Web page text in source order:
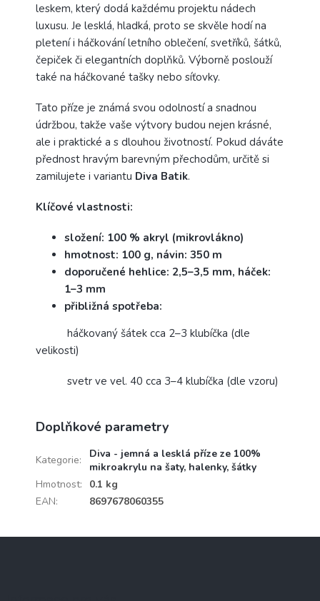
leskem, který dodá každému projektu nádech
luxusu. Je lesklá, hladká, proto se skvěle hodí na
pletení i háčkování letního oblečení, svetříků, šátků,
čepiček či elegantních doplňků. Výborně poslouží
také na háčkované tašky nebo síťovky.
Tato příze je známá svou odolností a snadnou
údržbou, takže vaše výtvory budou nejen krásné,
ale i praktické a s dlouhou životností. Pokud dáváte
přednost hravým barevným přechodům, určitě si
zamilujete i variantu Diva Batik.
Klíčové vlastnosti:
složení: 100 % akryl (mikrovlákno)
hmotnost: 100 g, návin: 350 m
doporučené hehlice: 2,5–3,5 mm, háček:
1–3 mm
přibližná spotřeba:
háčkovaný šátek cca 2–3 klubíčka (dle
velikosti)
svetr ve vel. 40 cca 3–4 klubíčka (dle vzoru)
Doplňkové parametry
Kategorie:
Diva - jemná a lesklá příze ze 100%
mikroakrylu na šaty, halenky, šátky
Hmotnost:
0.1 kg
EAN: 8697678060355